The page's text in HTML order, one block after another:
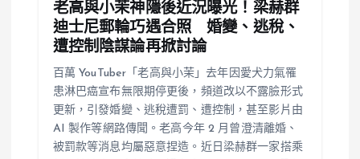
老高與小茉神隱後近況曝光！梁赫群
迪士尼郵輪巧遇合照 婚變、逃稅、
遭控制陰謀論再掀討論
百萬 YouTuber「老高與小茉」去年因愛犬力氣罹
患淋巴癌宣布無限期停更後，頻道改以不露臉形式
更新，引發婚變、逃稅遭罰、遭控制，甚至影片由
AI 製作等網路傳聞。老高今年 2 月曾澄清離婚、
被罰款等消息均屬惡意捏造。近日梁赫群一家搭乘